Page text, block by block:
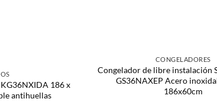
186 x
antihuellas
CONGELADORES
Congelador de libre instalación
GS36NAXEP Acero
186x60cm